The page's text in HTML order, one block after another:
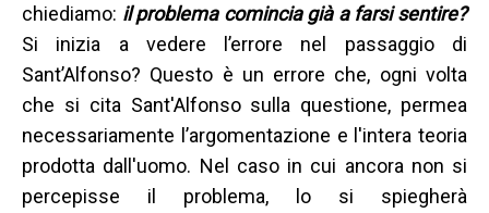
chiediamo: il problema comincia già a farsi sentire?
Si inizia a vedere l’errore nel passaggio di
Sant’Alfonso? Questo è un errore che, ogni volta
che si cita Sant'Alfonso sulla questione, permea
necessariamente l’argomentazione e l'intera teoria
prodotta dall'uomo. Nel caso in cui ancora non si
percepisse il problema, lo si spiegherà